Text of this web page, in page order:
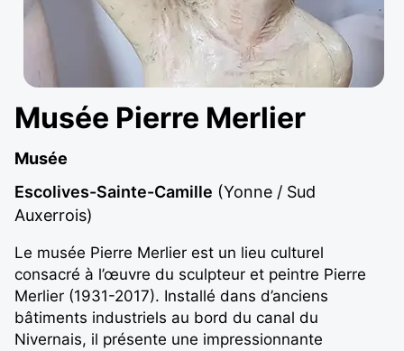
Musée Pierre Merlier
Musée
Escolives-Sainte-Camille (Yonne / Sud
Auxerrois)
Le musée Pierre Merlier est un lieu culturel
consacré à l’œuvre du sculpteur et peintre Pierre
Merlier (1931-2017). Installé dans d’anciens
bâtiments industriels au bord du canal du
Nivernais, il présente une impressionnante